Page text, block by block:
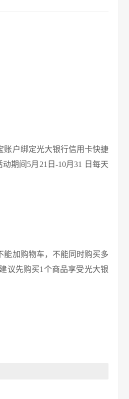
账户绑定光大银行信用卡快捷
期间5月21日-10月31 日每天
能加购物车，不能同时购买多
议先购买1个商品享受光大银